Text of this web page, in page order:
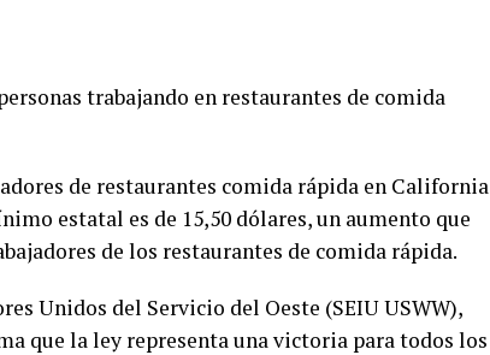
trabajando en restaurantes de comida
de restaurantes comida rápida en California
estatal es de 15,50 dólares, un aumento que
de los restaurantes de comida rápida.
Unidos del Servicio del Oeste (SEIU USWW),
que la ley representa una victoria para todos los